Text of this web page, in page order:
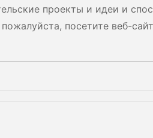
проекты и идеи и
посетите веб-